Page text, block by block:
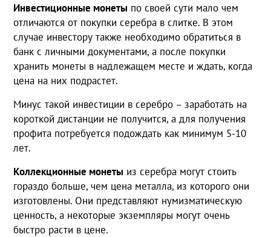
Инвестиционные монеты по своей сути мало чем
отличаются от покупки серебра в слитке. В этом
случае инвестору также необходимо обратиться в
банк с личными документами, а после покупки
хранить монеты в надлежащем месте и ждать, когда
цена на них подрастет.
Минус такой инвестиции в серебро – заработать на
короткой дистанции не получится, а для получения
профита потребуется подождать как минимум 5-10
лет.
Коллекционные монеты из серебра могут стоить
гораздо больше, чем цена металла, из которого они
изготовлены. Они представляют нумизматическую
ценность, а некоторые экземпляры могут очень
быстро расти в цене.